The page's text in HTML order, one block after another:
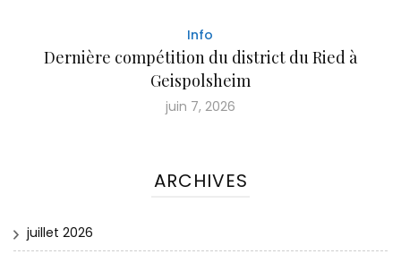
Info
Dernière compétition du district du Ried à
Geispolsheim
juin 7, 2026
ARCHIVES
juillet 2026